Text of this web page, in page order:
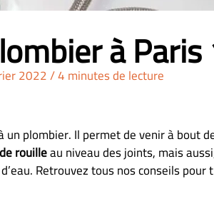
à Paris
2022/4 minutes de lecture
plombier. Il permet de venir à bout
rouilleau niveau des joints, mais
Retrouvez tous nos conseils